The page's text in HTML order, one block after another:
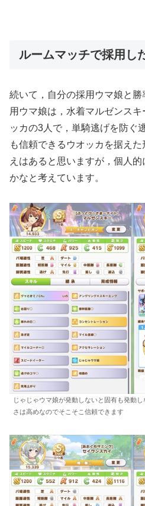
ルームマッチで採用し
続いて，自分の採用ウマ娘と
用ウマ娘は，水着マルゼンス
ッカの3人で，単騎逃げを防ぐ
も信頼できるウオッカを据え
えはあると思いますが，個人
かなと考えています。
じゃじゃウマ娘が発動しないと固有も発動
さは高めなのでそこそこ信頼できます